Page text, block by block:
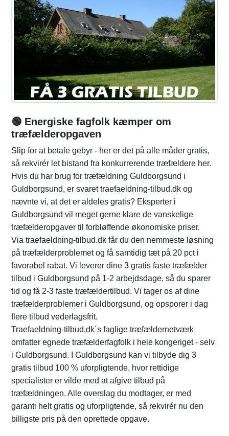
🟢 Energiske fagfolk kæmper om
træfælderopgaven
Slip for at betale gebyr - her er det på alle måder gratis,
så rekvirér let bistand fra konkurrerende træfældere her.
Hvis du har brug for træfældning Guldborgsund i
Guldborgsund, er svaret traefaeldning-tilbud.dk og
nævnte vi, at det er aldeles gratis? Eksperter i
Guldborgsund vil meget gerne klare de vanskelige
træfælderopgaver til forbløffende økonomiske priser.
Via traefaeldning-tilbud.dk får du den nemmeste løsning
på træfælderproblemet og få samtidig tæt på 20 pct i
favorabel rabat. Vi leverer dine 3 gratis faste træfælder
tilbud i Guldborgsund på 1-2 arbejdsdage, så du sparer
tid og få 2-3 faste træfældertilbud. Vi tager os af dine
træfælderproblemer i Guldborgsund, og opsporer i dag
flere tilbud vederlagsfrit.
Traefaeldning-tilbud.dk´s faglige træfældernetværk
omfatter egnede træfælderfagfolk i hele kongeriget - selv
i Guldborgsund. I Guldborgsund kan vi tilbyde dig 3
gratis tilbud 100 % uforpligtende, hvor rettidige
specialister er vilde med at afgive tilbud på
træfældningen. Alle overslag du modtager, er med
garanti helt gratis og uforpligtende, så rekvirér nu den
billigste pris på den oprettede opgave.